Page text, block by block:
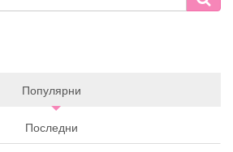
Популярни
Последни